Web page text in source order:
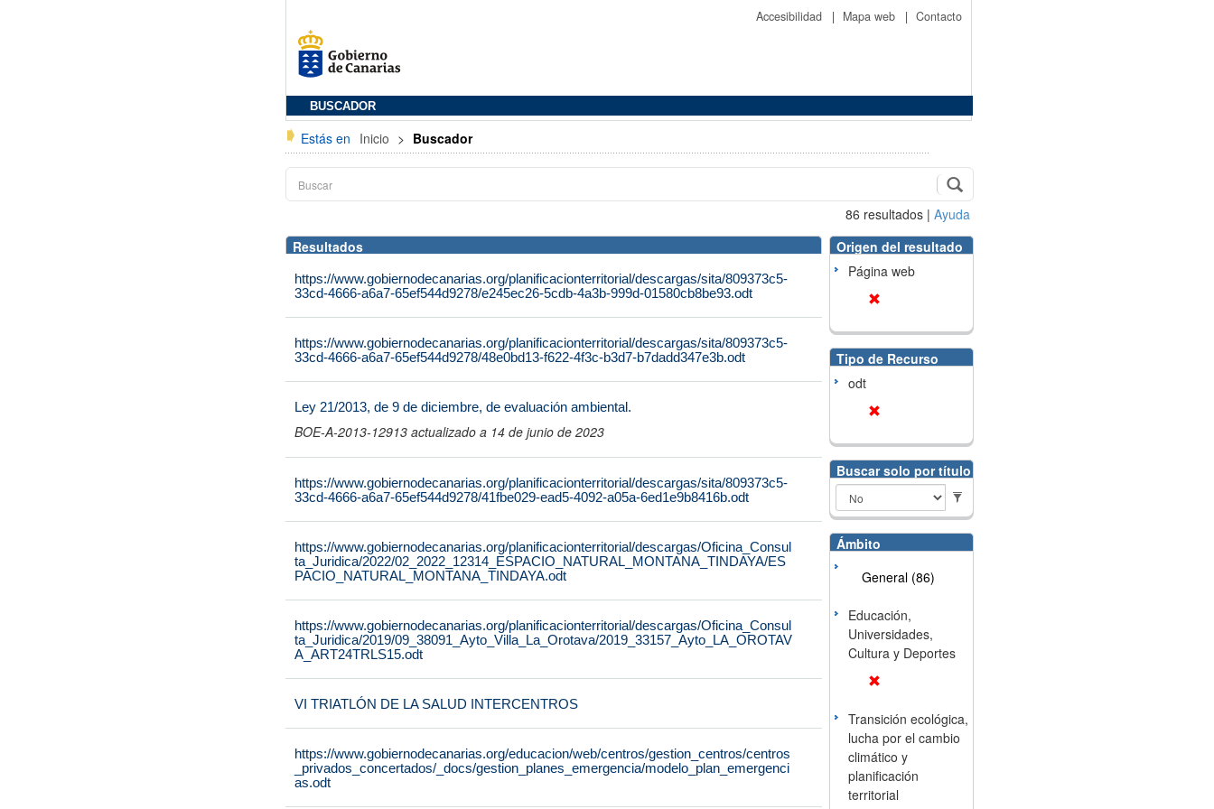
Accesibilidad | Mapa web | Contacto
BUSCADOR
Estás en Inicio > Buscador
86 resultados | Ayuda
Resultados
https://www.gobiernodecanarias.org/planificacionterritorial/descargas/sita/809373c5-
33cd-4666-a6a7-65ef544d9278/e245ec26-5cdb-4a3b-999d-01580cb8be93.odt
https://www.gobiernodecanarias.org/planificacionterritorial/descargas/sita/809373c5-
33cd-4666-a6a7-65ef544d9278/48e0bd13-f622-4f3c-b3d7-b7dadd347e3b.odt
Ley 21/2013, de 9 de diciembre, de evaluación ambiental.
BOE-A-2013-12913 actualizado a 14 de junio de 2023
https://www.gobiernodecanarias.org/planificacionterritorial/descargas/sita/809373c5-
33cd-4666-a6a7-65ef544d9278/41fbe029-ead5-4092-a05a-6ed1e9b8416b.odt
https://www.gobiernodecanarias.org/planificacionterritorial/descargas/Oficina_Consul
ta_Juridica/2022/02_2022_12314_ESPACIO_NATURAL_MONTANA_TINDAYA/ES
PACIO_NATURAL_MONTANA_TINDAYA.odt
https://www.gobiernodecanarias.org/planificacionterritorial/descargas/Oficina_Consul
ta_Juridica/2019/09_38091_Ayto_Villa_La_Orotava/2019_33157_Ayto_LA_OROTAV
A_ART24TRLS15.odt
VI TRIATLÓN DE LA SALUD INTERCENTROS
https://www.gobiernodecanarias.org/educacion/web/centros/gestion_centros/centros
_privados_concertados/_docs/gestion_planes_emergencia/modelo_plan_emergenci
as.odt
Origen del resultado
Página web
Tipo de Recurso
odt
Buscar solo por título
Ámbito
General (86)
Educación,
Universidades,
Cultura y Deportes
Transición ecológica,
lucha por el cambio
climático y
planificación
territorial